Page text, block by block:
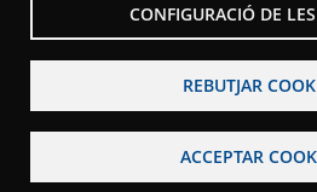
CONFIGURACIÓ DE
REBUTJAR
ACCEPTAR
Menu
Sobre la Xarxa Punttic Avís